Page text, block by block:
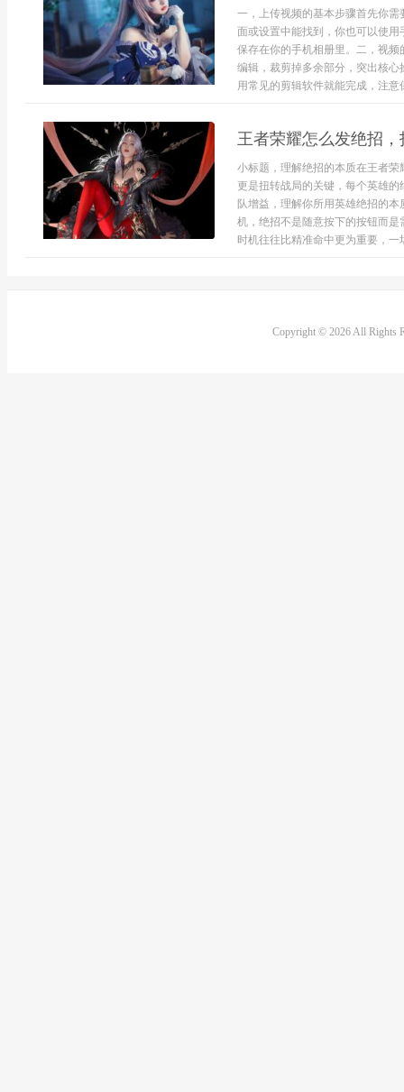
一，上传视频的基本步骤首先你
面或设置中能找到，你也可以使
保存在你的手机相册里。二，视
编辑，裁剪掉多余部分，突出核
用常见的剪辑软件就能完成，注
王者荣耀怎么发绝招
小标题，理解绝招的本质在王者
更是扭转战局的关键，每个英雄
队增益，理解你所用英雄绝招的
机，绝招不是随意按下的按钮而
时机往往比精准命中更为重要，一
Copyright © 2026 All Rights